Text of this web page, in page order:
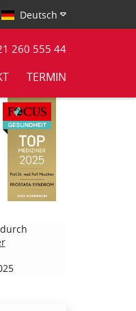
Deutsch
TERMIN
260 555 44